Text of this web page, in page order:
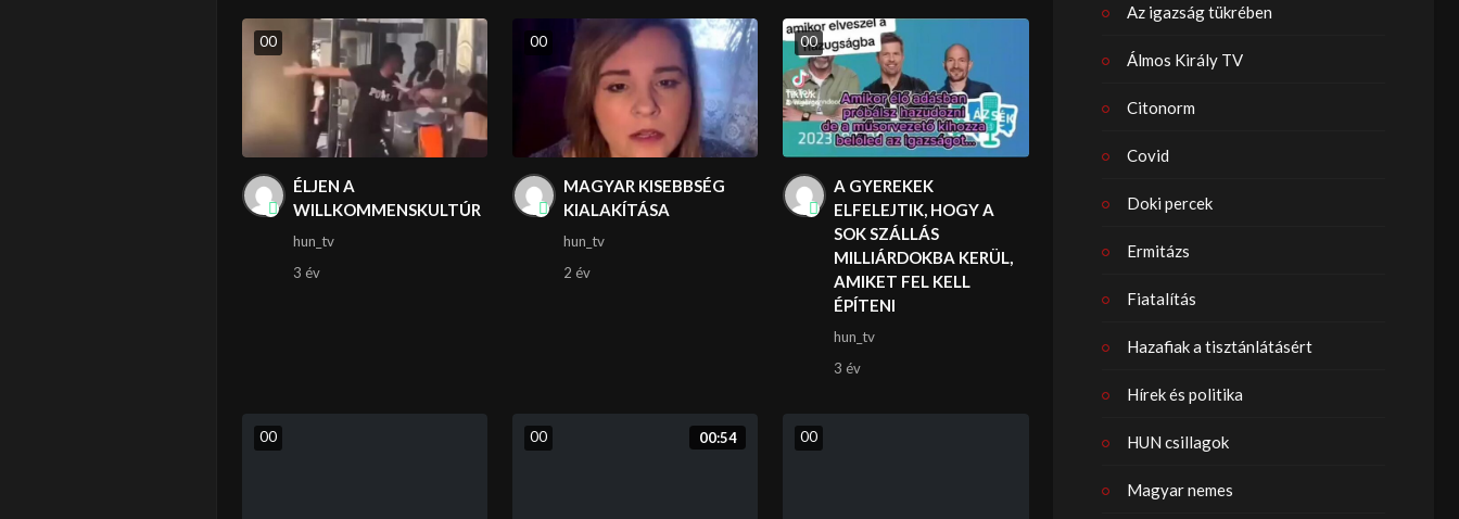
00
ÉLJEN A
WILLKOMMENSKULTÚR
hun_tv
3 év
00
MAGYAR KISEBBSÉG
KIALAKÍTÁSA
hun_tv
2 év
00
A GYEREKEK
ELFELEJTIK, HOGY A
SOK SZÁLLÁS
MILLIÁRDOKBA KERÜL,
AMIKET FEL KELL
ÉPÍTENI
hun_tv
3 év
00 00:54
00 00
Az igazság tükrében
Álmos Király TV
Citonorm
Covid
Doki percek
Ermitázs
Fiatalítás
Hazafiak a tisztánlátásért
Hírek és politika
HUN csillagok
Magyar nemes